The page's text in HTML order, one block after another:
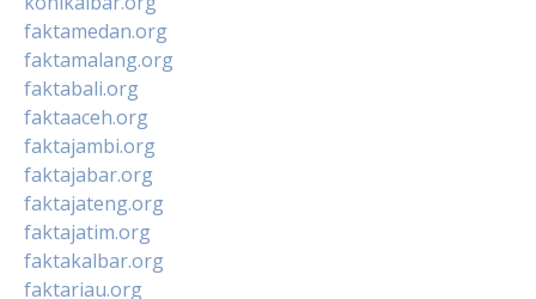
faktamedan.org
faktamalang.org
faktabali.org
faktaaceh.org
faktajambi.org
faktajabar.org
faktajateng.org
faktajatim.org
faktakalbar.org
faktariau.org